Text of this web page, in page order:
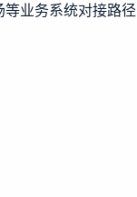
等业务系统对接路径